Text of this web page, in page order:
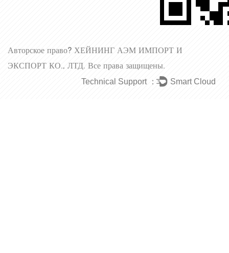
Авторское право? ХЕЙНИНГ АЭМ ИМПОРТ И
ЭКСПОРТ КО., ЛТД. Все права защищены.
Technical Support ： Smart Cloud